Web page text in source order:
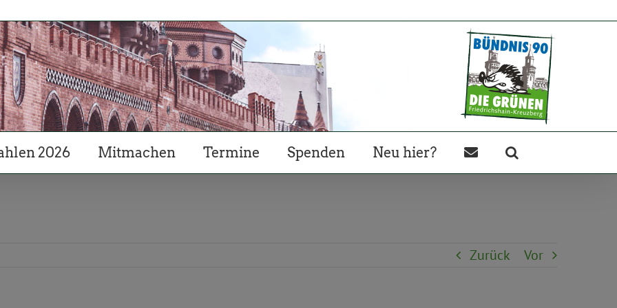
2026 Mitmachen Termine Spenden Neu hier?
Zurück Vor